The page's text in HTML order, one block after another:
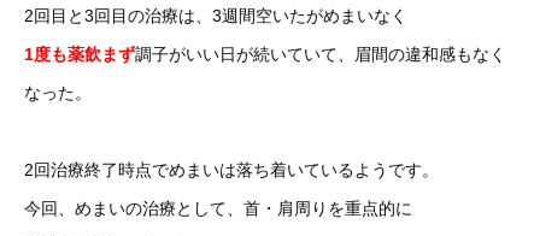
2回目と3回目の治療は、3週間空いたがめまいなく
1度も薬飲まず調子がいい日が続いていて、眉間の違和感もなく
なった。
2回治療終了時点でめまいは落ち着いているようです。
今回、めまいの治療として、首・肩周りを重点的に